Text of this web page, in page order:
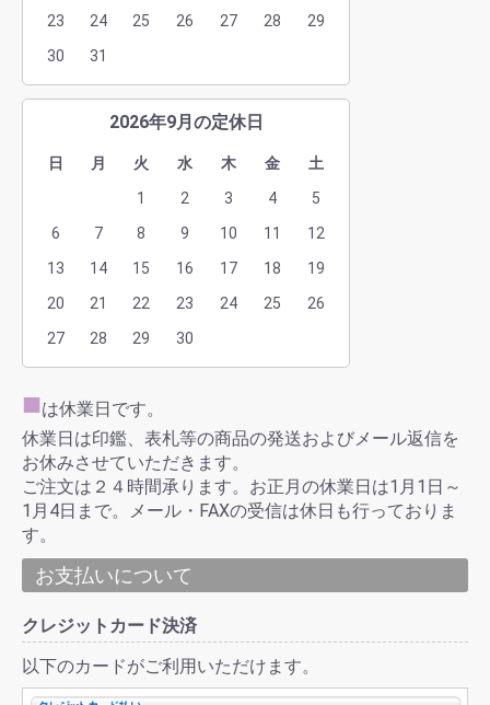
23
24 25 26 27 28
29
30
31
2026年9月の定休日
日 月 火 水 木 金
土
1
2 3 4
5
6
7 8 9 10 11
12
13
14 15 16 17 18
19
20
21 22 23 24 25
26
27
28 29 30
■は休業日です。
休業日は印鑑、表札等の商品の発送およびメール返信を
お休みさせていただきます。
ご注文は２４時間承ります。お正月の休業日は1月1日～
1月4日まで。メール・FAXの受信は休日も行っておりま
す。
お支払いについて
クレジットカード決済
以下のカードがご利用いただけます。